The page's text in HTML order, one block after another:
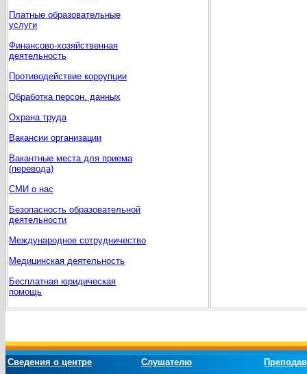
Платные образовательные
услуги
Финансово-хозяйственная
деятельность
Противодействие коррупции
Обработка персон. данных
Охрана труда
Вакансии организации
Вакантные места для приема
(перевода)
СМИ о нас
Безопасность образовательной
деятельности
Международное сотрудничество
Медицинская деятельность
Бесплатная юридическая
помощь
Сведения о центре
Слушателю